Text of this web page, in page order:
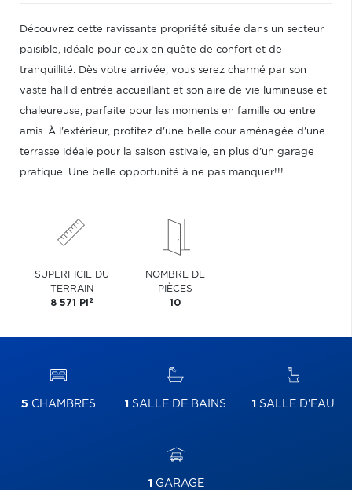
Découvrez cette ravissante propriété située dans un secteur
paisible, idéale pour ceux en quête de confort et de
tranquillité. Dès votre arrivée, vous serez charmé par son
vaste hall d'entrée accueillant et son aire de vie lumineuse et
chaleureuse, parfaite pour les moments en famille ou entre
amis. À l'extérieur, profitez d'une belle cour aménagée d'une
terrasse idéale pour la saison estivale, en plus d'un garage
pratique. Une belle opportunité à ne pas manquer!!!
SUPERFICIE DU
TERRAIN
8 571 PI 2
NOMBRE DE
PIÈCES
10
5 CHAMBRES 1 SALLE DE BAINS 1 SALLE D'EAU
1 GARAGE